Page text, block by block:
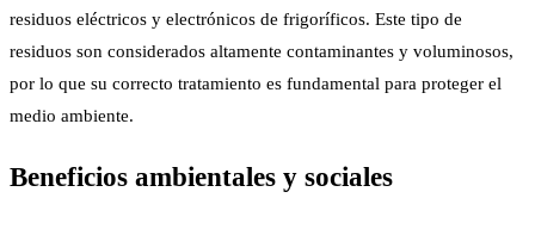
residuos eléctricos y electrónicos de frigoríficos. Este tipo de
residuos son considerados altamente contaminantes y voluminosos,
por lo que su correcto tratamiento es fundamental para proteger el
medio ambiente.
Beneficios ambientales y sociales